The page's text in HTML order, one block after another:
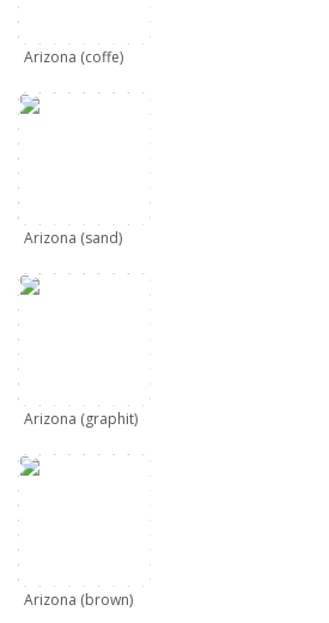
Arizona (coffe)
Arizona (sand)
Arizona (graphit)
Arizona (brown)